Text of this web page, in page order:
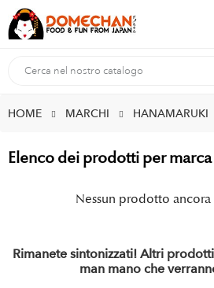
HOME MARCHI HANAMARUKI
Elenco dei prodotti per
Nessun prodotto
Rimanete sintonizzati! Altri
man mano che